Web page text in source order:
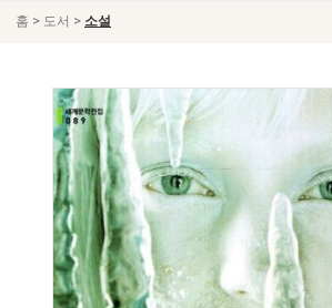
홈 > 도서 > 소설